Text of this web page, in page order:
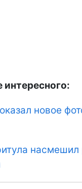
новое
насмешил